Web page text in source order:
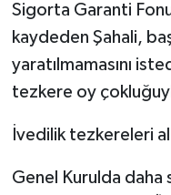
Sigorta Garanti
kaydeden Şahali,
yaratılmamasını
tezkere oy
İvedilik tezkereleri
Genel Kurulda daha